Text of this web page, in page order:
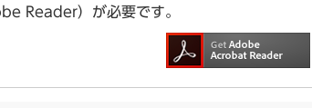
Reader）が必要です。